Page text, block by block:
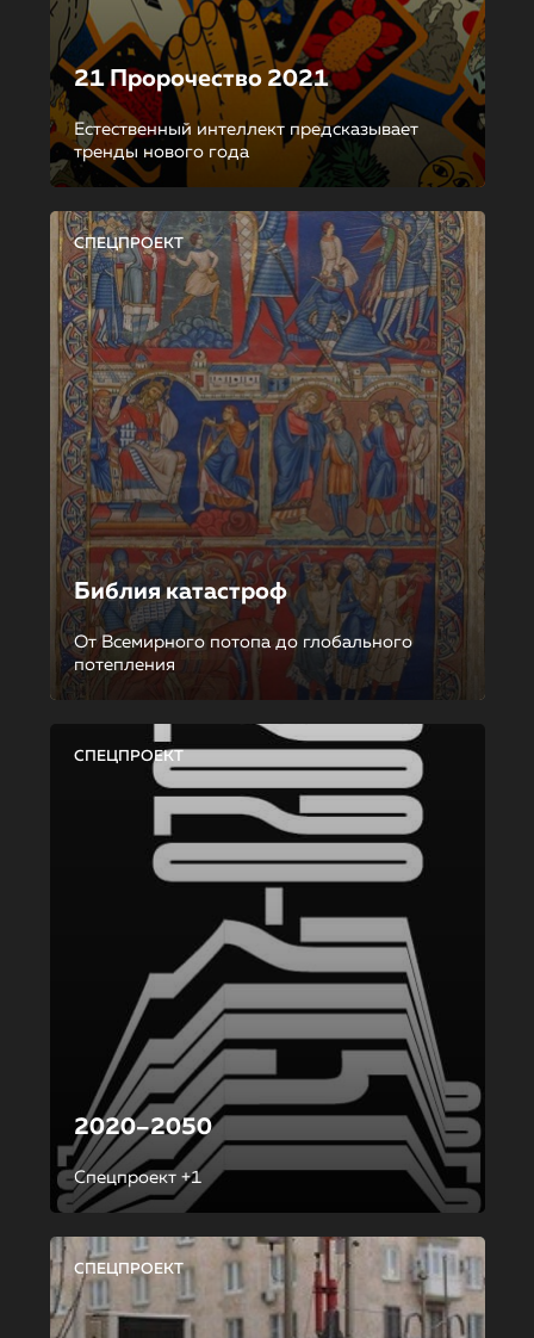
21 Пророчество 2021
Естественный интеллект предсказывает
тренды нового года
СПЕЦПРОЕКТ
Библия катастроф
От Всемирного потопа до глобального
потепления
СПЕЦПРОЕКТ
2020–2050
Спецпроект +1
СПЕЦПРОЕКТ